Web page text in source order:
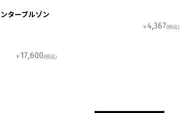
ターブルゾン
￥ 17,600(税込)
￥ 4,367(税込)